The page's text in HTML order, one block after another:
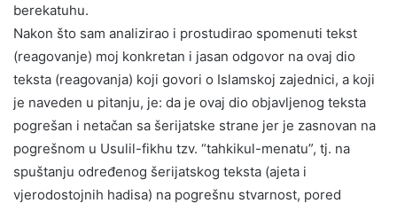
berekatuhu.
Nakon što sam analizirao i prostudirao spomenuti tekst
(reagovanje) moj konkretan i jasan odgovor na ovaj dio
teksta (reagovanja) koji govori o Islamskoj zajednici, a koji
je naveden u pitanju, je: da je ovaj dio objavljenog teksta
pogrešan i netačan sa šerijatske strane jer je zasnovan na
pogrešnom u Usulil-fikhu tzv. “tahkikul-menatu”, tj. na
spuštanju određenog šerijatskog teksta (ajeta i
vjerodostojnih hadisa) na pogrešnu stvarnost, pored